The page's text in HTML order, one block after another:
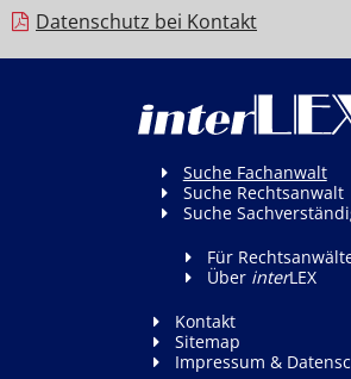
Datenschutz bei Kontakt
Suche Fachanwalt
Suche Rechtsanwalt
Suche
Für
Über interLEX
Kontakt
Sitemap
Impressum &